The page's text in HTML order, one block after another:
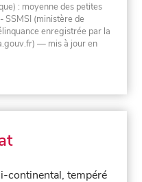
: moyenne des petites
- SSMSI (ministère de
enregistrée par la
— mis à jour en
continental, tempéré